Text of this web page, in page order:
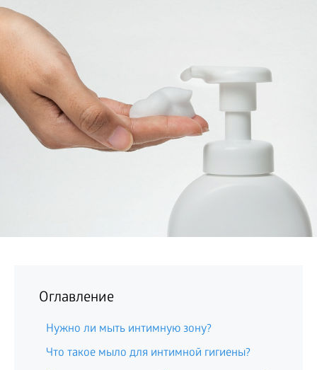
Оглавление
Нужно ли мыть интимную зону?
Что такое мыло для интимной гигиены?
КАК?
БИЗНЕС